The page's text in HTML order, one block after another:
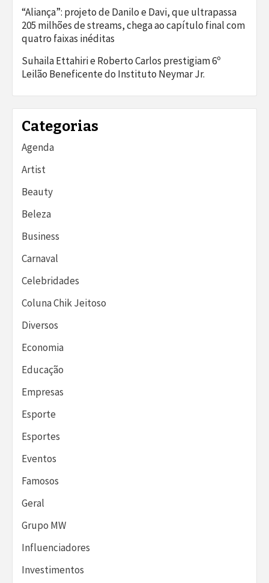
“Aliança”: projeto de Danilo e Davi, que ultrapassa
205 milhões de streams, chega ao capítulo final com
quatro faixas inéditas
Suhaila Ettahiri e Roberto Carlos prestigiam 6º
Leilão Beneficente do Instituto Neymar Jr.
Categorias
Agenda
Artist
Beauty
Beleza
Business
Carnaval
Celebridades
Coluna Chik Jeitoso
Diversos
Economia
Educação
Empresas
Esporte
Esportes
Eventos
Famosos
Geral
Grupo MW
Influenciadores
Investimentos